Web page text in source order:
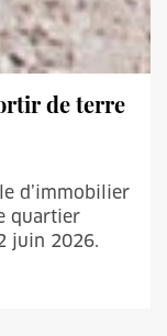
de terre
d’immobilier
quartier
juin 2026.